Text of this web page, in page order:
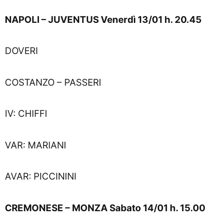
NAPOLI – JUVENTUS Venerdì 13/01 h. 20.45
DOVERI
COSTANZO – PASSERI
IV: CHIFFI
VAR: MARIANI
AVAR: PICCININI
CREMONESE – MONZA Sabato 14/01 h. 15.00